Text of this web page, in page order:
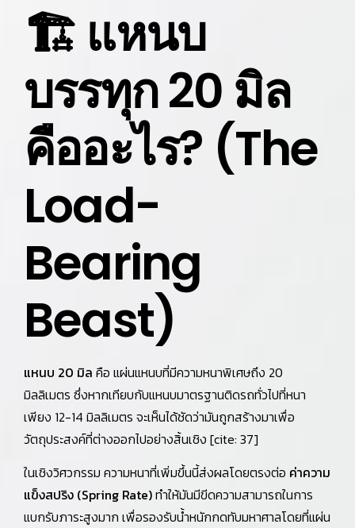
🏗️ แหนบ
บรรทุก 20 มิล
คืออะไร? (The
Load-
Bearing
Beast)
แหนบ 20 มิล คือ แผ่นแหนบที่มีความหนาพิเศษถึง 20
มิลลิเมตร ซึ่งหากเทียบกับแหนบมาตรฐานติดรถทั่วไปที่หนา
เพียง 12-14 มิลลิเมตร จะเห็นได้ชัดว่ามันถูกสร้างมาเพื่อ
วัตถุประสงค์ที่ต่างออกไปอย่างสิ้นเชิง [cite: 37]
ในเชิงวิศวกรรม ความหนาที่เพิ่มขึ้นนี้ส่งผลโดยตรงต่อ ค่าความ
แข็งสปริง (Spring Rate)ทำให้มันมีขีดความสามารถในการ
แบกรับภาระสูงมาก เพื่อรองรับน้ำหนักกดทับมหาศาลโดยที่แผ่น